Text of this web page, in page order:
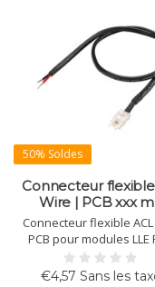
50% Soldes
Connecteur
Wire | PCB xxx
Connecteur flexible
PCB pour modules LLE
Câblage interne
100/500/2000 mm,
€4,57 Sans les